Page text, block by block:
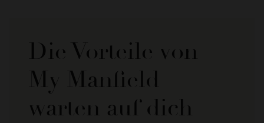
Die Vorteile von
My Manfield
warten auf dich